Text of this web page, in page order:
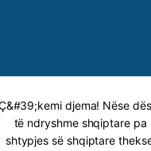
djema! Nëse
të ndryshme shqiptare pa
shtypjes së shqiptare